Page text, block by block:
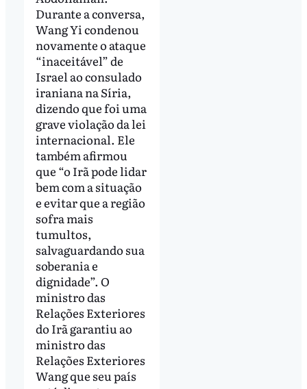
Durante a conversa,
Wang Yi condenou
novamente o ataque
“inaceitável” de
Israel ao consulado
iraniana na Síria,
dizendo que foi uma
grave violação da lei
internacional. Ele
também afirmou
que “o Irã pode lidar
bem com a situação
e evitar que a região
sofra mais
tumultos,
salvaguardando sua
soberania e
dignidade”. O
ministro das
Relações Exteriores
do Irã garantiu ao
ministro das
Relações Exteriores
Wang que seu país